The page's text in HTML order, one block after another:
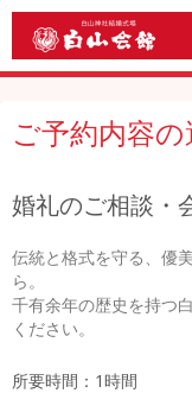
ご予約内容の
婚礼のご相談・
伝統と格式を守る、優
ら。
千有余年の歴史を持つ
ください。
所要時間：1時間